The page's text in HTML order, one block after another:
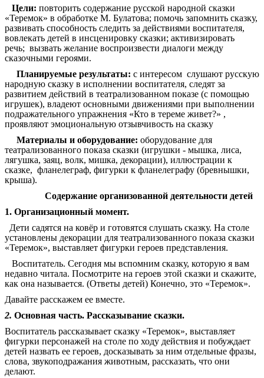
Цели: повторить содержание русской народной сказки
«Теремок» в обработке М. Булатова; помочь запомнить сказку,
развивать способность следить за действиями воспитателя,
вовлекать детей в инсценировку сказки; активизировать
речь; вызвать желание воспроизвести диалоги между
сказочными героями.
Планируемые результаты: с интересом слушают русскую
народную сказку в исполнении воспитателя, следят за
развитием действий в театрализованном показе (с помощью
игрушек), владеют основными движениями при выполнении
подражательного упражнения «Кто в тереме живет?» ,
проявляют эмоциональную отзывчивость на сказку
Материалы и оборудование: оборудование для
театрализованного показа сказки (игрушки - мышка, лиса,
лягушка, заяц, волк, мишка, декорации), иллюстрации к
сказке, фланелеграф, фигурки к фланелеграфу (бревнышки,
крыша).
Содержание организованной деятельности детей
1. Организационный момент.
Дети садятся на ковёр и готовятся слушать сказку. На столе
установлены декорации для театрализованного показа сказки
«Теремок», выставляет фигурки героев представления.
Воспитатель. Сегодня мы вспомним сказку, которую я вам
недавно читала. Посмотрите на героев этой сказки и скажите,
как она называется. (Ответы детей) Конечно, это «Теремок».
Давайте расскажем ее вместе.
2. Основная часть. Рассказывание сказки.
Воспитатель рассказывает сказку «Теремок», выставляет
фигурки персонажей на столе по ходу действия и побуждает
детей назвать ее героев, досказывать за ним отдельные фразы,
слова, звукоподражания животным, рассказать, что они
делают.